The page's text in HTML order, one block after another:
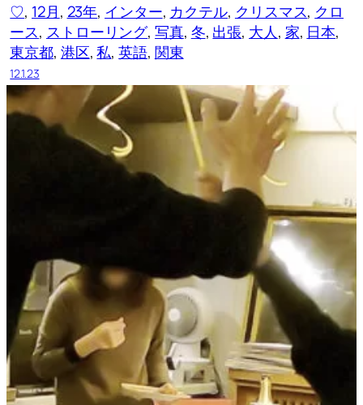
♡, 12月, 23年, インター, カクテル, クリスマス, クロ
ース, ストローリング, 写真, 冬, 出張, 大人, 家, 日本
東京都, 港区, 私, 英語, 関東
12.1.23